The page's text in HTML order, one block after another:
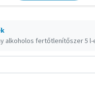
alkoholos fertőtlenítőszer 5 l-